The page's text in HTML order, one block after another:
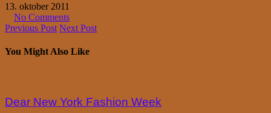
13. oktober 2011
No Comments
Previous Post Next Post
You Might Also Like
Dear New York Fashion Week